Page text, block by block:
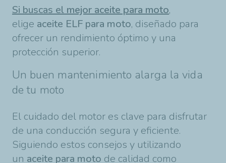
Si buscas el mejor aceite para moto,
elige aceite ELF para moto, diseñado para
ofrecer un rendimiento óptimo y una
protección superior.
Un buen mantenimiento alarga la vida
de tu moto
El cuidado del motor es clave para disfrutar
de una conducción segura y eficiente.
Siguiendo estos consejos y utilizando
un aceite para moto de calidad como